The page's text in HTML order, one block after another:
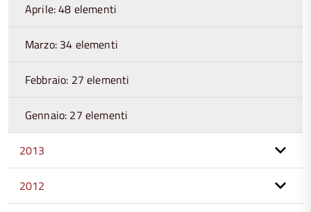
Aprile: 48 elementi
Marzo: 34 elementi
Febbraio: 27 elementi
Gennaio: 27 elementi
2013
2012